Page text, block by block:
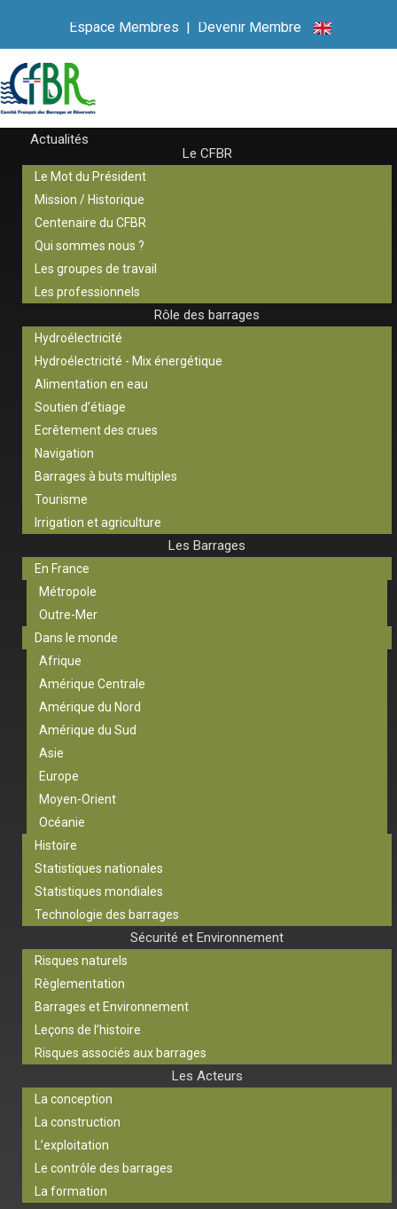
Espace Membres | Devenir Membre
Actualités
Le CFBR
Le Mot du Président
Mission / Historique
Centenaire du CFBR
Qui sommes nous ?
Les groupes de travail
Les professionnels
Rôle des barrages
Hydroélectricité
Hydroélectricité - Mix énergétique
Alimentation en eau
Soutien d’étiage
Ecrêtement des crues
Navigation
Barrages à buts multiples
Tourisme
Irrigation et agriculture
Les Barrages
En France
Métropole
Outre-Mer
Dans le monde
Afrique
Amérique Centrale
Amérique du Nord
Amérique du Sud
Asie
Europe
Moyen-Orient
Océanie
Histoire
Statistiques nationales
Statistiques mondiales
Technologie des barrages
Sécurité et Environnement
Risques naturels
Règlementation
Barrages et Environnement
Leçons de l’histoire
Risques associés aux barrages
Les Acteurs
La conception
La construction
L’exploitation
Le contrôle des barrages
La formation